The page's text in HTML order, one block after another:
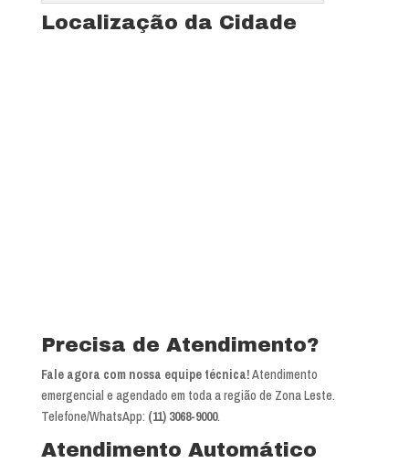
Localização da Cidade
Precisa de Atendimento?
Fale agora com nossa equipe técnica!Atendimento
emergencial e agendado em toda a região de Zona Leste.
Telefone/WhatsApp: (11) 3068-9000.
Atendimento Automático